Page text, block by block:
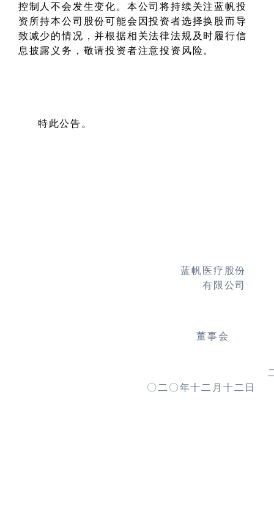
控制人不会发生变化。本公司将持续关注蓝帆投
资所持本公司股份可能会因投资者选择换股而导
致减少的情况，并根据相关法律法规及时履行信
息披露义务，敬请投资者注意投资风险。
特此公告。
蓝帆医疗股份
有限公司
董事会
〇二〇年十二月十二日